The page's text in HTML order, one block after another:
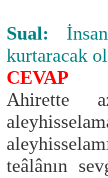
Sual:
kurtaracak
CEVAP
Ahirette
teâlânın